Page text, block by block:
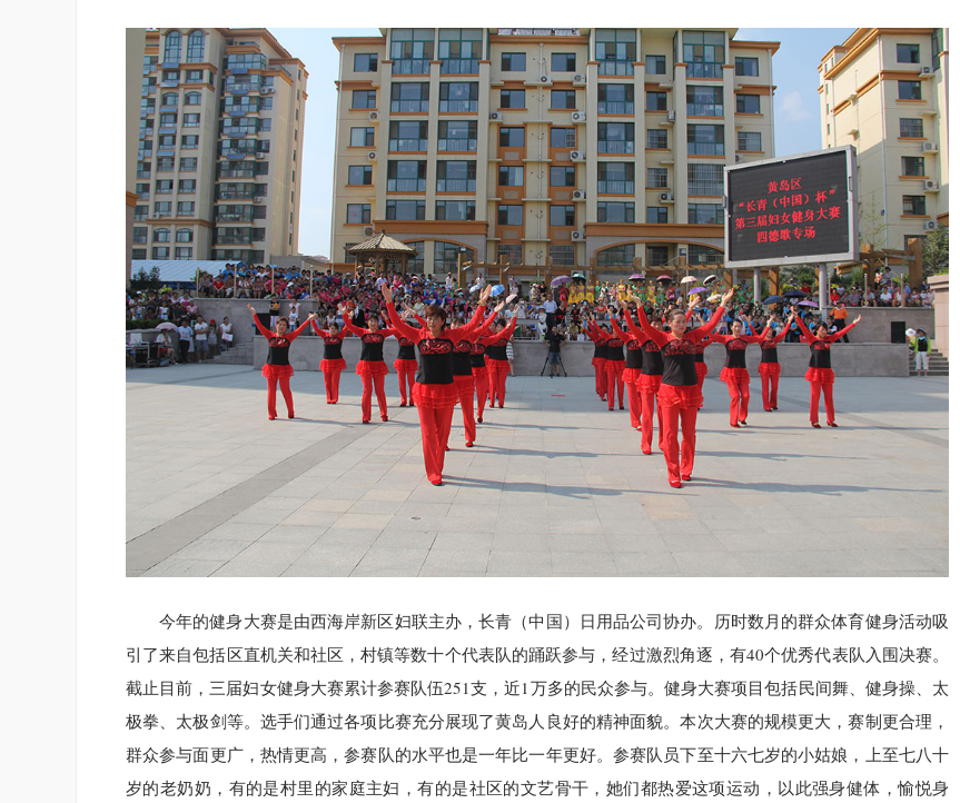
今年的健身大赛是由西海岸新区妇联主办，长青（中国）日用品公司协办。历时数月的群众体育健身活动吸
引了来自包括区直机关和社区，村镇等数十个代表队的踊跃参与，经过激烈角逐，有40个优秀代表队入围决赛。
截止目前，三届妇女健身大赛累计参赛队伍251支，近1万多的民众参与。健身大赛项目包括民间舞、健身操、太
极拳、太极剑等。选手们通过各项比赛充分展现了黄岛人良好的精神面貌。本次大赛的规模更大，赛制更合理，
群众参与面更广，热情更高，参赛队的水平也是一年比一年更好。参赛队员下至十六七岁的小姑娘，上至七八十
岁的老奶奶，有的是村里的家庭主妇，有的是社区的文艺骨干，她们都热爱这项运动，以此强身健体，愉悦身